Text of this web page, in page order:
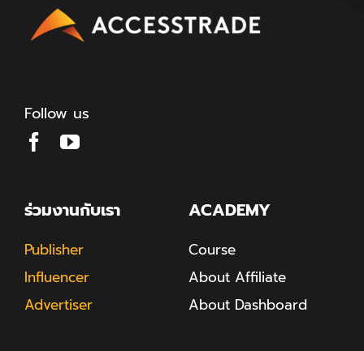
Follow us
ร่วมงานกับเรา
Publisher
Influencer
Advertiser
ACADEMY
Course
About Affiliate
About Dashboard